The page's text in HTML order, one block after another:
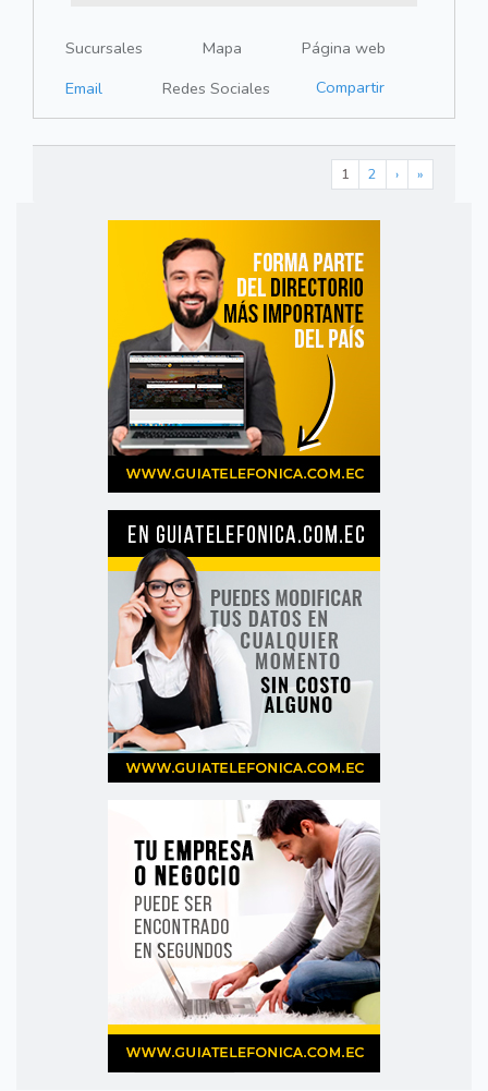
Sucursales Mapa
Página web
Email
Redes Sociales Compartir
1 2 › »